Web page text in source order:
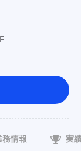
務情報 実